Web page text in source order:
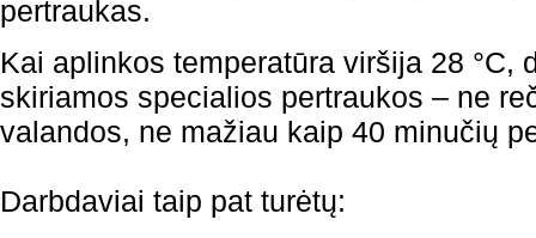
pertraukas.
Kai aplinkos temperatūra viršija 28 °C,
skiriamos specialios pertraukos – ne
valandos, ne mažiau kaip 40 minučių
Darbdaviai taip pat turėtų: